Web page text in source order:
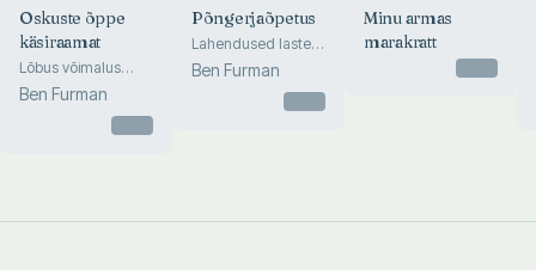
Oskuste õppe
käsiraamat
Lõbus võimalus
aidata lastel õppida
uusi oskusi ja
Ben Furman
Põngerjaõpetus
Lahendused laste
probleemidele
Ben Furman
Minu armas
marakratt